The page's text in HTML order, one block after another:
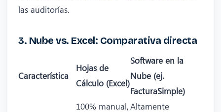
las auditorías.
3. Nube vs. Excel: Comparativa directa
Característica
Hojas de
Cálculo (Excel)
Software en la
Nube (ej.
FacturaSimple)
100% manual,Altamente